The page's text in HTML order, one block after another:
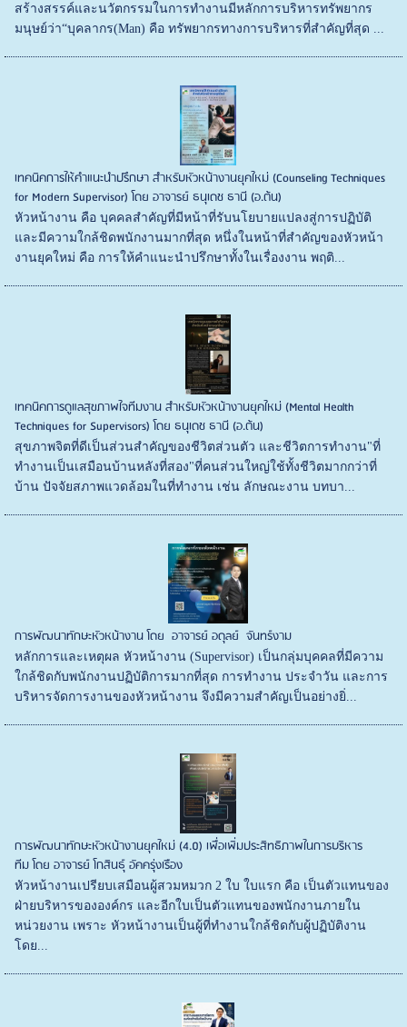
สร้างสรรค์และนวัตกรรมในการทำงานมีหลักการบริหารทรัพยากร
มนุษย์ว่า“บุคลากร(Man) คือ ทรัพยากรทางการบริหารที่สำคัญที่สุด ...
เทคนิคการให้คำแนะนำปรึกษา สำหรับหัวหน้างานยุคใหม่ (Counseling Techniques
for Modern Supervisor) โดย อาจารย์ ธนุเดช ธานี (อ.ต้น)
หัวหน้างาน คือ บุคคลสำคัญที่มีหน้าที่รับนโยบายแปลงสู่การปฏิบัติ
และมีความใกล้ชิดพนักงานมากที่สุด หนึ่งในหน้าที่สำคัญของหัวหน้า
งานยุคใหม่ คือ การให้คำแนะนำปรึกษาทั้งในเรื่องงาน พฤติ...
เทคนิคการดูแลสุขภาพใจทีมงาน สำหรับหัวหน้างานยุคใหม่ (Mental Health
Techniques for Supervisors) โดย ธนุเดช ธานี (อ.ต้น)
สุขภาพจิตที่ดีเป็นส่วนสำคัญของชีวิตส่วนตัว และชีวิตการทำงาน"ที่
ทำงานเป็นเสมือนบ้านหลังที่สอง"ที่คนส่วนใหญ่ใช้ทั้งชีวิตมากกว่าที่
บ้าน ปัจจัยสภาพแวดล้อมในที่ทำงาน เช่น ลักษณะงาน บทบา...
การพัฒนาทักษะหัวหน้างาน โดย อาจารย์ อดุลย์ จันทร์งาม
หลักการและเหตุผล หัวหน้างาน (Supervisor) เป็นกลุ่มบุคคลที่มีความ
ใกล้ชิดกับพนักงานปฏิบัติการมากที่สุด การทำงาน ประจำวัน และการ
บริหารจัดการงานของหัวหน้างาน จึงมีความสำคัญเป็นอย่างยิ่...
การพัฒนาทักษะหัวหน้างานยุคใหม่ (4.0) เพื่อเพิ่มประสิทธิภาพในการบริหาร
ทีม โดย อาจารย์ โกสินธุ์ อัคครุ่งเรือง
หัวหน้างานเปรียบเสมือนผู้สวมหมวก 2 ใบ ใบแรก คือ เป็นตัวแทนของ
ฝ่ายบริหารขององค์กร และอีกใบเป็นตัวแทนของพนักงานภายใน
หน่วยงาน เพราะ หัวหน้างานเป็นผู้ที่ทำงานใกล้ชิดกับผู้ปฏิบัติงาน
โดย...